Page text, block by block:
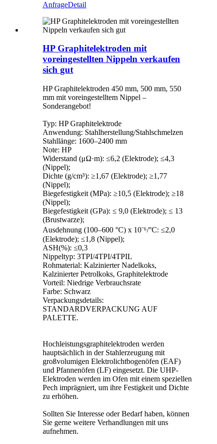
AnfrageDetail
HP Graphitelektroden mit
voreingestellten Nippeln verkaufen
sich gut
HP Graphitelektroden 450 mm, 500 mm, 550
mm mit voreingestelltem Nippel –
Sonderangebot!
Typ: HP Graphitelektrode
Anwendung: Stahlherstellung/Stahlschmelzen
Stahllänge: 1600–2400 mm
Note: HP
Widerstand (μΩ·m): ≤6,2 (Elektrode); ≤4,3
(Nippel);
Dichte (g/cm³): ≥1,67 (Elektrode); ≥1,77
(Nippel);
Biegefestigkeit (MPa): ≥10,5 (Elektrode); ≥18
(Nippel);
Biegefestigkeit (GPa): ≤ 9,0 (Elektrode); ≤ 13
(Brustwarze);
Ausdehnung (100–600 °C) x 10⁻⁶/°C: ≤2,0
(Elektrode); ≤1,8 (Nippel);
ASH(%): ≤0,3
Nippeltyp: 3TPI/4TPI/4TPIL
Rohmaterial: Kalzinierter Nadelkoks,
Kalzinierter Petrolkoks, Graphitelektrode
Vorteil: Niedrige Verbrauchsrate
Farbe: Schwarz
Verpackungsdetails:
STANDARDVERPACKUNG AUF
PALETTE.
Hochleistungsgraphitelektroden werden
hauptsächlich in der Stahlerzeugung mit
großvolumigen Elektrolichtbogenöfen (EAF)
und Pfannenöfen (LF) eingesetzt. Die UHP-
Elektroden werden im Ofen mit einem speziellen
Pech imprägniert, um ihre Festigkeit und Dichte
zu erhöhen.
Sollten Sie Interesse oder Bedarf haben, können
Sie gerne weitere Verhandlungen mit uns
aufnehmen.